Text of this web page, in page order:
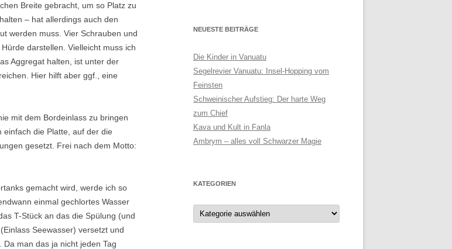
Breite gebracht, um so Platz zu
– hat allerdings auch den
werden muss. Vier Schrauben und
darstellen. Vielleicht muss ich
Aggregat halten, ist unter der
Hier hilft aber ggf., eine
mit dem Bordeinlass zu bringen
die Platte, auf der die
gesetzt. Frei nach dem Motto:
gemacht wird, werde ich so
einmal gechlortes Wasser
T-Stück an das die Spülung (und
Seewasser) versetzt und
man das ja nicht jeden Tag
NEUESTE BEITRÄGE
Die Kinder in Vanuatu
Segelrevier Vanuatu: Insel-Hopping vom
Feinsten
Schweinischer Aufstieg: Der harte Weg
zum Chief
Kava und Kult in Fanla
Ambrym – alles voll Schwarzer Magie
KATEGORIEN